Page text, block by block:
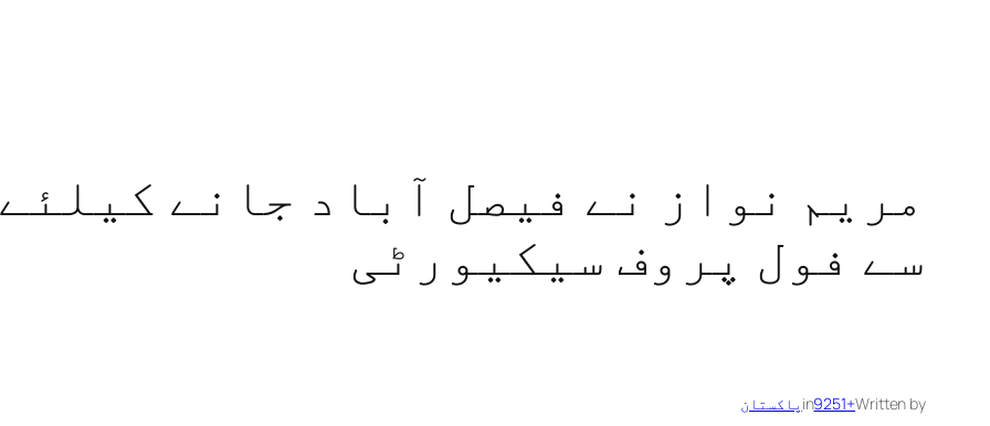
مریم نواز نے فیصل آباد جانے
سے فول پروف سیکیورٹی
Written by
+9251
in پاکستان